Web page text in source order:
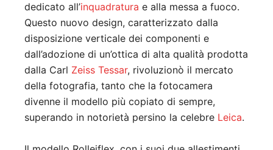
dedicato all’inquadratura e alla messa a fuoco.
Questo nuovo design, caratterizzato dalla
disposizione verticale dei componenti e
dall’adozione di un’ottica di alta qualità prodotta
dalla Carl Zeiss Tessar, rivoluzionò il mercato
della fotografia, tanto che la fotocamera
divenne il modello più copiato di sempre,
superando in notorietà persino la celebre Leica.